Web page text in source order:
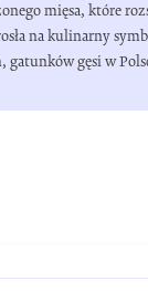
mięsa, które
na kulinarny
gatunków gęsi w